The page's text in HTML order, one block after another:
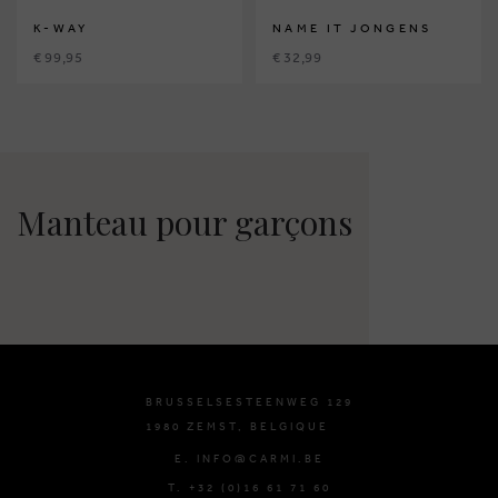
K-WAY
€ 99,95
NAME IT JONGENS
€ 32,99
Manteau pour garçons
BRUSSELSESTEENWEG 129
1980 ZEMST, BELGIQUE
E. INFO@CARMI.BE
T. +32 (0)16 61 71 60